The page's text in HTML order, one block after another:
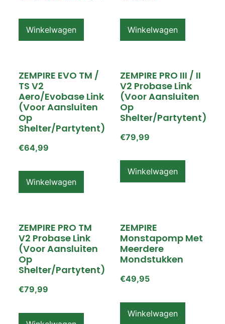
Winkelwagen Winkelwagen
ZEMPIRE EVO TM /
TS V2
Aero/Evobase Link
(voor Aansluiten
Op
Shelter/partytent)
€64,99
Winkelwagen
ZEMPIRE PRO III / II
V2 Probase Link
(voor Aansluiten
Op
Shelter/partytent)
€79,99
Winkelwagen
ZEMPIRE PRO TM
V2 Probase Link
(voor Aansluiten
Op
Shelter/partytent)
€79,99
ZEMPIRE
Monstapomp Met
Meerdere
Mondstukken
€49,95
Winkelwagen